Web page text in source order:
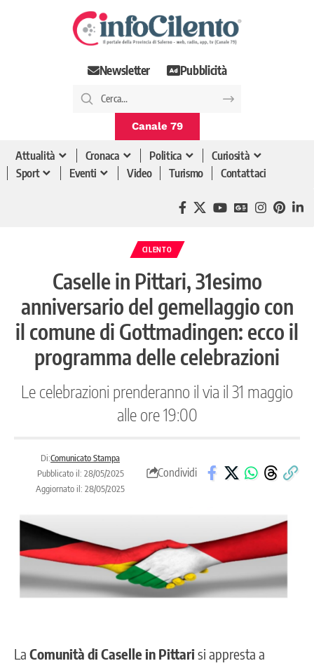
Newsletter Pubblicità
Canale 79
Attualità Cronaca Politica
Curiosità
Sport
Eventi Video Turismo Contattaci
CILENTO
Caselle in Pittari, 31esimo
anniversario del gemellaggio con
il comune di Gottmadingen: ecco il
programma delle celebrazioni
Le celebrazioni prenderanno il via il 31 maggio
alle ore 19:00
Di:Comunicato Stampa
Pubblicato il: 28/05/2025
Aggiornato il: 28/05/2025
Condividi
La Comunità di Caselle in Pittarisi appresta a